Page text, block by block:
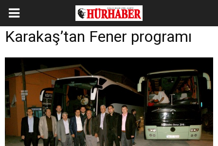
Karakaş’tan Fener programı